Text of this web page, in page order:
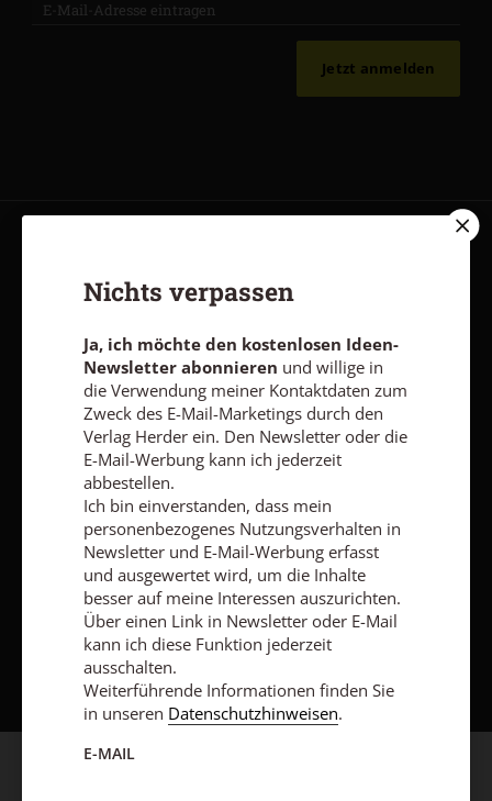
Jetzt anmelden
Impressum
Vertrag widerrufen Abo online kündigen
Nach oben
Nichts verpassen
Ja, ich möchte den kostenlosen Ideen-
Newsletter abonnieren und willige in
die Verwendung meiner Kontaktdaten zum
Zweck des E-Mail-Marketings durch den
Verlag Herder ein. Den Newsletter oder die
E-Mail-Werbung kann ich jederzeit
abbestellen.
Ich bin einverstanden, dass mein
personenbezogenes Nutzungsverhalten in
Newsletter und E-Mail-Werbung erfasst
und ausgewertet wird, um die Inhalte
besser auf meine Interessen auszurichten.
Über einen Link in Newsletter oder E-Mail
kann ich diese Funktion jederzeit
ausschalten.
Weiterführende Informationen finden Sie
in unseren Datenschutzhinweisen.
E-MAIL